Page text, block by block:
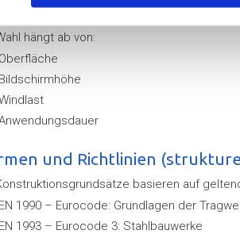
Kombination aus Verankerung und Masse
hängt ab von:
Oberfläche
Bildschirmhöhe
Windlast
Anwendungsdauer
und Richtlinien
basieren auf
EN 1990 – Eurocode: Grundlagen der
EN 1993 – Eurocode 3: Stahlbauwerke